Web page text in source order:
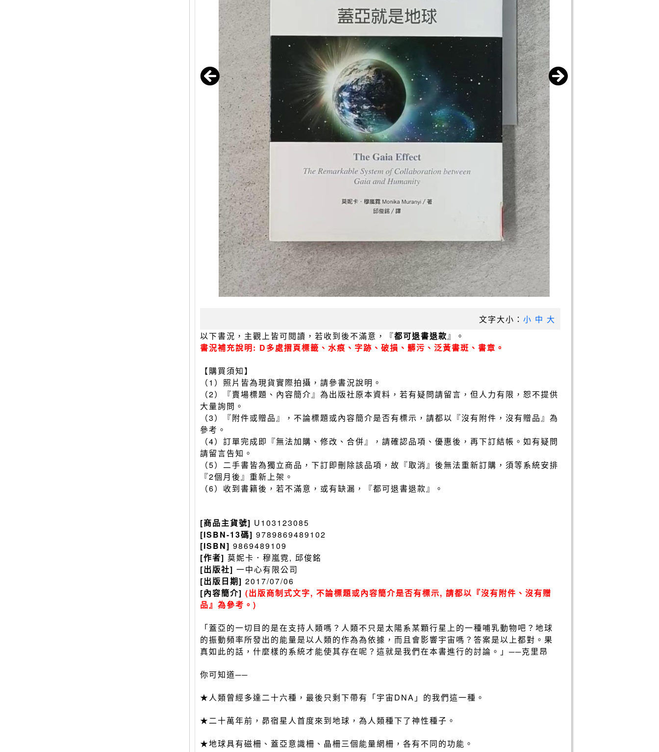
文字大小： 小 中 大
以下書況，主觀上皆可閱讀，若收到後不滿意，『都可退書退款』。
書況補充說明: D多處摺頁標籤、水痕、字跡、破損、髒污、泛黃書斑、書章。
【購買須知】
（1）照片皆為現貨實際拍攝，請參書況說明。
（2）『賣場標題、內容簡介』為出版社原本資料，若有疑問請留言，但人力有限，恕不提供
大量詢問。
（3）『附件或贈品』，不論標題或內容簡介是否有標示，請都以『沒有附件，沒有贈品』為
參考。
（4）訂單完成即『無法加購、修改、合併』，請確認品項、優惠後，再下訂結帳。如有疑問
請留言告知。
（5）二手書皆為獨立商品，下訂即刪除該品項，故『取消』後無法重新訂購，須等系統安排
『2個月後』重新上架。
（6）收到書籍後，若不滿意，或有缺漏，『都可退書退款』。
[商品主貨號] U103123085
[ISBN-13碼] 9789869489102
[ISBN] 9869489109
[作者] 莫妮卡．穆嵐霓, 邱俊銘
[出版社] 一中心有限公司
[出版日期] 2017/07/06
[內容簡介] (出版商制式文字, 不論標題或內容簡介是否有標示, 請都以『沒有附件、沒有贈
品』為參考。)
「蓋亞的一切目的是在支持人類嗎？人類不只是太陽系某顆行星上的一種哺乳動物吧？地球
的振動頻率所發出的能量是以人類的作為為依據，而且會影響宇宙嗎？答案是以上都對。果
真如此的話，什麼樣的系統才能使其存在呢？這就是我們在本書進行的討論。」──克里昂
你可知道──
★人類曾經多達二十六種，最後只剩下帶有「宇宙DNA」的我們這一種。
★二十萬年前，昴宿星人首度來到地球，為人類種下了神性種子。
★地球具有磁柵、蓋亞意識柵、晶柵三個能量網柵，各有不同的功能。